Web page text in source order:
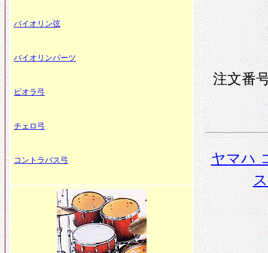
バイオリン弦
バイオリンパーツ
ビオラ弓
チェロ弓
コントラバス弓
注文番
ヤマハ